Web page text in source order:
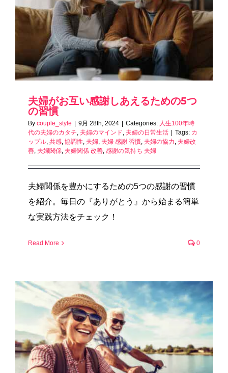
夫婦がお互い感謝しあえるための5つ
の習慣
By couple_style | 9月 28th, 2024 | Categories: 人生100年時
代の夫婦のカタチ 夫婦のマインド 夫婦の日常生活 | Tags: カ
ップル 共感 協調性 夫婦 夫婦 感謝 習慣 夫婦の協力 夫婦改
善 夫婦関係 夫婦関係 改善 感謝の気持ち 夫婦
夫婦関係を豊かにするための5つの感謝の習慣
を紹介。毎日の『ありがとう』から始まる簡単
な実践方法をチェック！
Read More 0